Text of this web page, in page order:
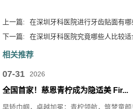
上一篇:
在深圳牙科医院进行牙齿贴面有哪
下一篇:
在深圳牙科医院究竟哪些人比较适
相关推荐
07-31 2026
全国首家！慈恩青柠成为隐适美 Fir...
早矫巾帼，卓越加冕；青柠领航，筑梦童